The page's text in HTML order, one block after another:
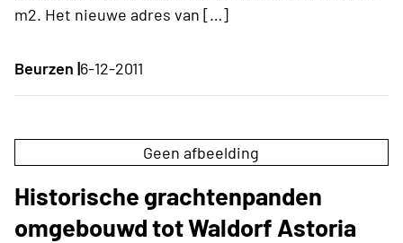
m2. Het nieuwe adres van […]
Beurzen |6-12-2011
Geen afbeelding
Historische grachtenpanden
omgebouwd tot Waldorf Astoria